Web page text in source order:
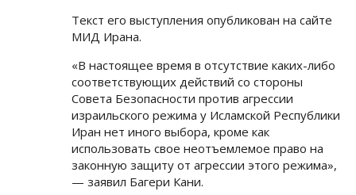
Текст его выступления опубликован на сайте
МИД Ирана.
«В настоящее время в отсутствие каких-либо
соответствующих действий со стороны
Совета Безопасности против агрессии
израильского режима у Исламской Республики
Иран нет иного выбора, кроме как
использовать свое неотъемлемое право на
законную защиту от агрессии этого режима»,
— заявил Багери Кани.